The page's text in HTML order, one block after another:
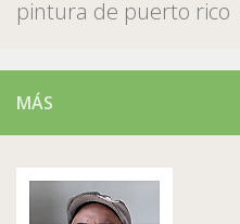
pintura de puerto rico
MÁS